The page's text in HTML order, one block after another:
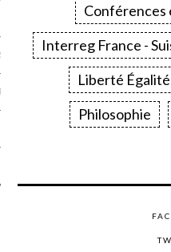
Conférences
Interreg France -
Liberté
Philosophie